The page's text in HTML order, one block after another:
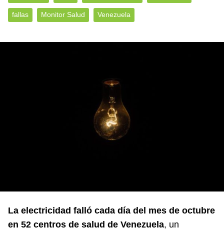
fallas Monitor Salud Venezuela
La electricidad falló cada día del mes de octubre
en 52 centros de salud de Venezuela, un